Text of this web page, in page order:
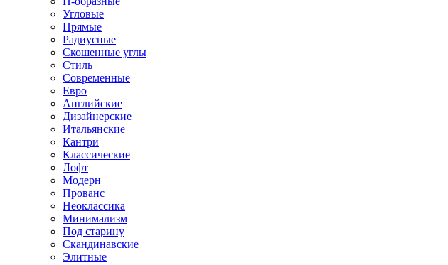
Угловые
Прямые
Радиусные
Скошенные углы
Стиль
Современные
Евро
Английские
Дизайнерские
Итальянские
Кантри
Классические
Лофт
Модерн
Прованс
Неоклассика
Минимализм
Под старину
Скандинавские
Элитные